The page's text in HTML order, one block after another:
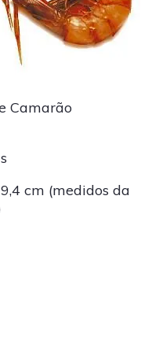
Camarão
cm (medidos da